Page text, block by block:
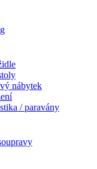
nábytek
/ paravány